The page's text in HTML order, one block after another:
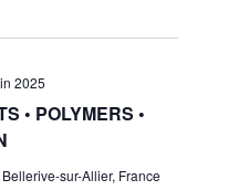
• POLYMERS •
2025
Bellerive-sur-Allier, France